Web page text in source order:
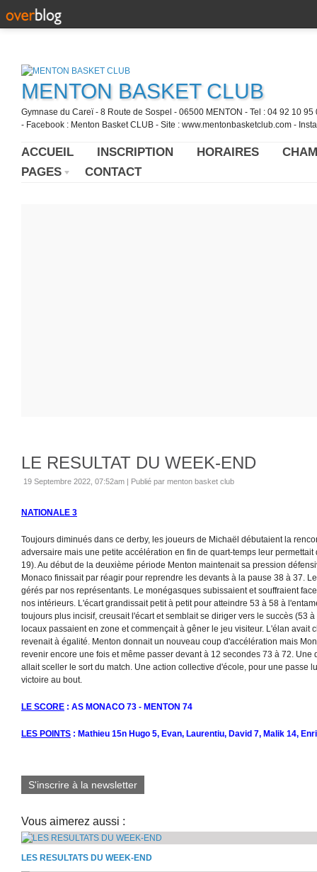
MENTON BASKET CLUB
Gymnase du Careï - 8 Route de Sospel - 06500 MENTON - Tel : 04 92 10
- Facebook : Menton Basket CLUB - Site : www.mentonbasketclub.com -
ACCUEIL INSCRIPTION HORAIRES
PAGES
CONTACT
LE RESULTAT DU WEEK-END
19 Septembre 2022, 07:52am | Publié par menton basket club
NATIONALE 3
Toujours diminués dans ce derby, les joueurs de Michaël débutaient la
adversaire mais une petite accélération en fin de quart-temps leur
19). Au début de la deuxième période Menton maintenait sa pression
Monaco finissait par réagir pour reprendre les devants à la pause 38 à 37.
gérés par nos représentants. Le monégasques subissaient et souffraient
nos intérieurs. L'écart grandissait petit à petit pour atteindre 53 à 58 à
toujours plus incisif, creusait l'écart et semblait se diriger vers le succès (53
locaux passaient en zone et commençait à gêner le jeu visiteur. L'élan avait
revenait à égalité. Menton donnait un nouveau coup d'accélération mais
revenir encore une fois et même passer devant à 12 secondes 73 à 72.
allait sceller le sort du match. Une action collective d'école, pour une passe
victoire au bout.
LE SCORE : AS MONACO 73 - MENTON 74
LES POINTS : Mathieu 15n Hugo 5, Evan, Laurentiu, David 7, Malik 14,
S'inscrire à la newsletter
Vous aimerez aussi :
LES RESULTATS DU WEEK-END